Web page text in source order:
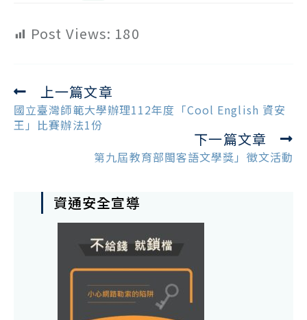
Post Views: 180
Read
more
articles
上一篇文章
國立臺灣師範大學辦理112年度「Cool English 資安
王」比賽辦法1份
下一篇文章
第九屆教育部閩客語文學獎」徵文活動
資通安全宣導